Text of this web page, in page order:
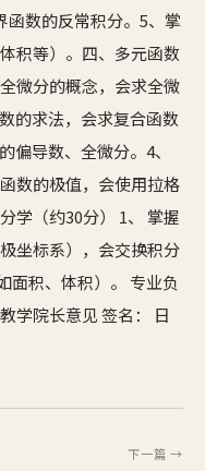
函数的反常积分。5、掌
积等）。四、多元函数
微分的概念，会求全微
的求法，会求复合函数
偏导数、全微分。4、
数的极值，会使用拉格
学（约30分） 1、 掌握
坐标系），会交换积分
面积、体积）。 专业负
学院长意见 签名： 日
下一篇 →